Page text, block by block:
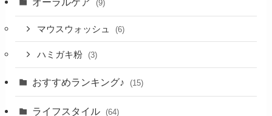
(9)
マウスウォッシュ (6)
ハミガキ粉 (3)
おすすめランキング♪ (15)
ライフスタイル (64)